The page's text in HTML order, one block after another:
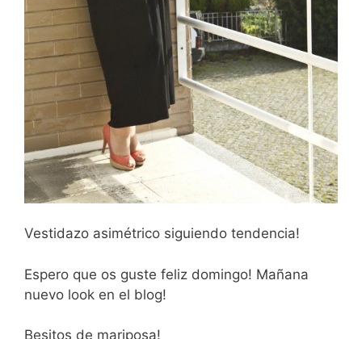
Vestidazo asimétrico siguiendo tendencia!
Espero que os guste feliz domingo! Mañana
nuevo look en el blog!
Besitos de mariposa!